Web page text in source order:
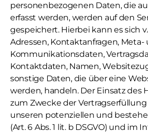
personenbezogenen Daten, die
erfasst werden, werden auf den
gespeichert. Hierbei kann es sich
Adressen, Kontaktanfragen, Meta-
Kommunikationsdaten,
Kontaktdaten, Namen,
sonstige Daten, die über eine
werden, handeln. Der Einsatz des
zum Zwecke der
unseren potenziellen und
(Art. 6 Abs. 1 lit. b DSGVO) und im